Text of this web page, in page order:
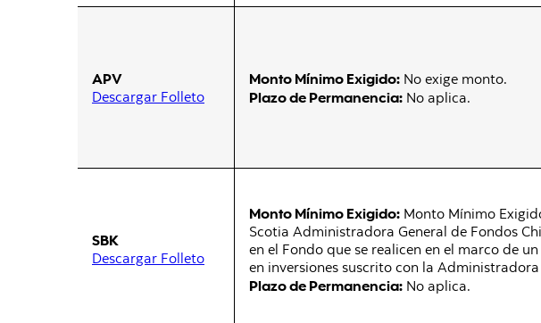
APV
Descargar Folleto
Monto Mínimo Exigido: No exige monto.
Plazo de Permanencia: No aplica.
SBK
Descargar Folleto
Monto Mínimo Exigido: Monto Mínimo
Scotia Administradora General de Fondos
en el Fondo que se realicen en el marco de
en inversiones suscrito con la
Plazo de Permanencia: No aplica.